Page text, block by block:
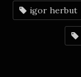
igor herbut